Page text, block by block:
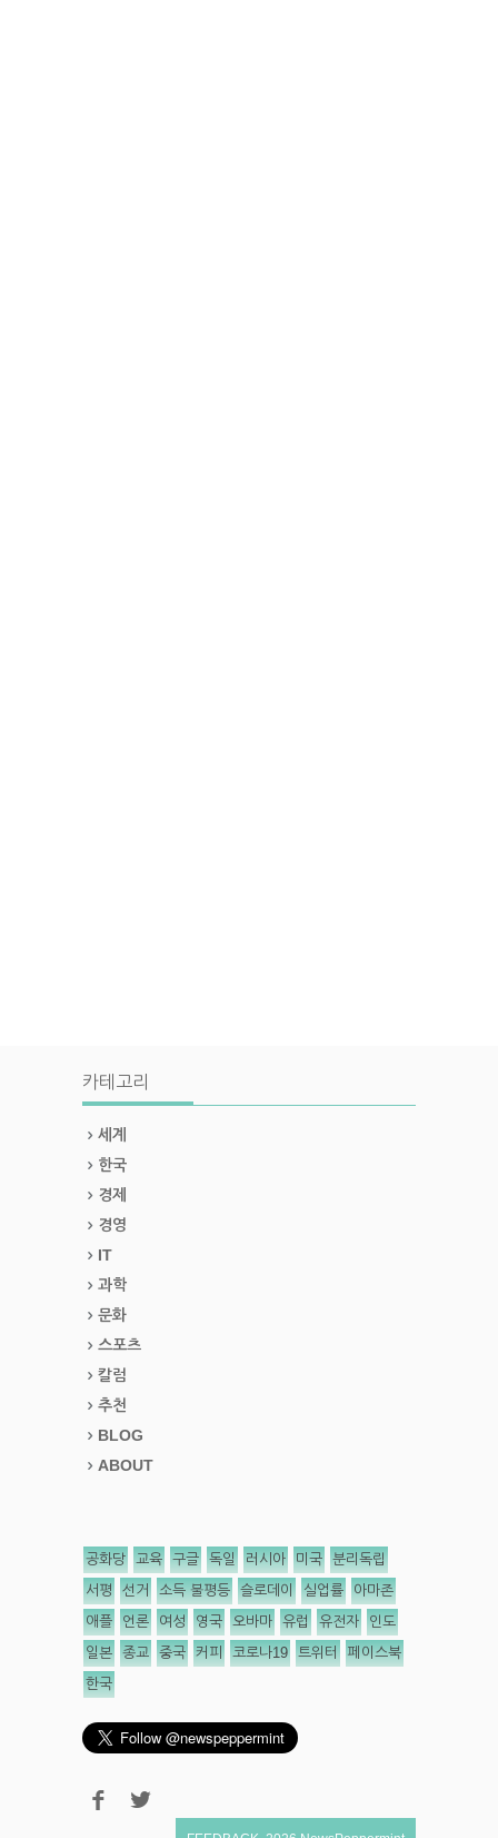
카테고리
세계
한국
경제
경영
IT
과학
문화
스포츠
칼럼
추천
BLOG
ABOUT
공화당 교육 구글 독일 러시아 미국 분리독립
서평 선거 소득 불평등 슬로데이 실업률 아마존
애플 언론 여성 영국 오바마 유럽 유전자 인도
일본 종교 중국 커피 코로나19 트위터 페이스북
한국